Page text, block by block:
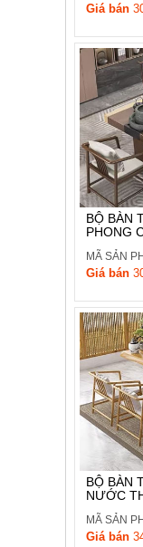
Giá bán
BỘ BÀN
PHONG
MÃ SẢN
Giá bán
BỘ BÀN
NƯỚC
MÃ SẢN
Giá bán